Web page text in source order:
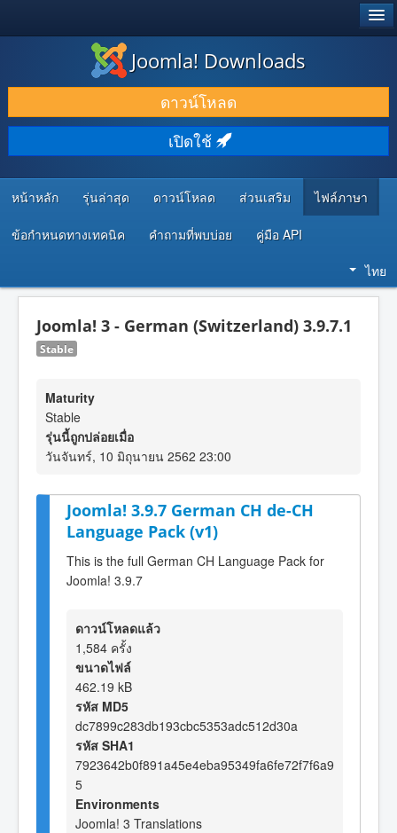
ดาวน์โหลด & ส่วนเสริม
ค้นคว้า & เรียนรู้
ชุมชน & สนับสนุน
ทรัพยากรสำหรับนักพัฒนา
Joomla! Downloads
ดาวน์โหลด
เปิดใช้
หน้าหลัก รุ่นล่าสุด ดาวน์โหลด ส่วนเสริม ไฟล์ภาษา
ข้อกำหนดทางเทคนิค คำถามที่พบบ่อย คู่มือ API
ไทย
Joomla! 3 - German (Switzerland) 3.9.7.1
Stable
Maturity
Stable
รุ่นนี้ถูกปล่อยเมื่อ
วันจันทร์, 10 มิถุนายน 2562 23:00
Joomla! 3.9.7 German CH de-CH
Language Pack (v1)
This is the full German CH Language Pack for
Joomla! 3.9.7
ดาวน์โหลดแล้ว
1,584 ครั้ง
ขนาดไฟล์
462.19 kB
รหัส MD5
dc7899c283db193cbc5353adc512d30a
รหัส SHA1
7923642b0f891a45e4eba95349fa6fe72f7f6a9
5
Environments
Joomla! 3 Translations